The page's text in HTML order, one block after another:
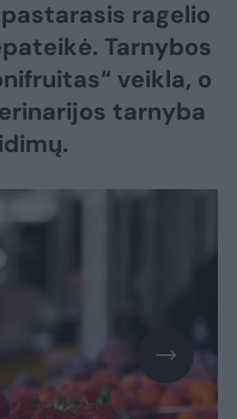
ragelio
Tarnybos
veikla, o
tarnyba